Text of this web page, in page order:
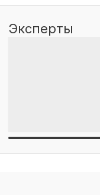
Эксперты